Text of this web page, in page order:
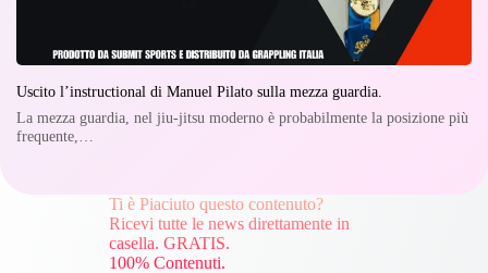
Uscito l’instructional di Manuel Pilato sulla mezza guardia.
La mezza guardia, nel jiu-jitsu moderno è probabilmente la posizione più
frequente,…
Ti è Piaciuto questo contenuto?
Ricevi tutte le news direttamente in
casella. GRATIS.
100% Contenuti.